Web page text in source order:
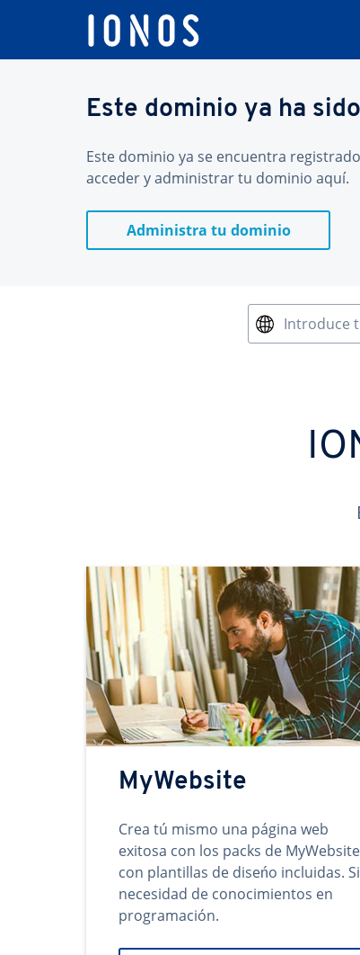
Este dominio ya ha
Este dominio ya se encuentra
acceder y administrar tu dominio aquí.
Administra tu dominio
Introduce
MyWebsite
Crea tú mismo una página web
exitosa con los packs de MyWebsite
con plantillas de diseńo incluidas.
necesidad de conocimientos en
programación.